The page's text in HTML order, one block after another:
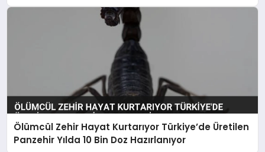
Ölümcül Zehir Hayat Kurtarıyor Türkiye’de Üretilen
Panzehir Yılda 10 Bin Doz Hazırlanıyor